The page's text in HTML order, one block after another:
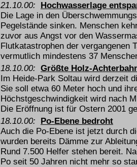
21.10.00:
Hochwasserlage
Die Lage in den
Pegelstände sinken. Menschen
zuvor aus Angst vor den
Flutkatastrophen der vergangenen
vermutlich mindestens 37
18.10.00: Größte Holz-
Im Heide-Park Soltau wird derzeit
Sie soll etwa 60 Meter hoch und
Höchstgeschwindigkeit wird nach
Die Eröffnung ist für Ostern 2001
18.10.00:
Po-Ebene bedroht
Auch die Po-Ebene ist jetzt durch
wurden bereits Dämme zur
Rund 7.500 Helfer stehen bereit.
Po seit 50 Jahren nicht mehr so